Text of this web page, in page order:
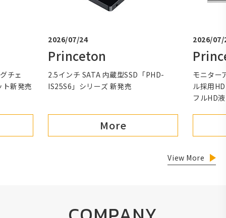
チェ
新発売
2026/07/24
Princeton
2.5インチ SATA 内蔵型SSD「PHD-
IS25S6」シリーズ 新発売
More
2026/07/
モニター
ル採用
フルHD
View More